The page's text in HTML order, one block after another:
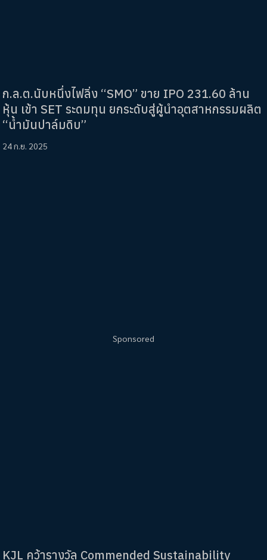
ก.ล.ต.นับหนึ่งไฟลิ่ง “SMO” ขาย IPO 231.60 ล้าน
หุ้น เข้า SET ระดมทุน ยกระดับสู่ผู้นำอุตสาหกรรมผลิต
“น้ำมันปาล์มดิบ”
24 ก.ย. 2025
Sponsored
KJL คว้ารางวัล Commended Sustainability